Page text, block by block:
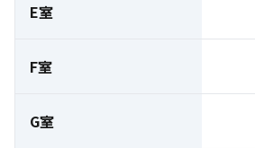
E室
F室
G室